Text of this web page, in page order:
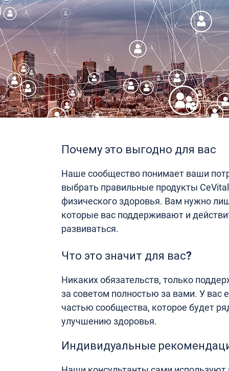
Почему это выгодно для вас
Наше сообщество понимает ваши
выбрать правильные продукты
физического здоровья. Вам нужно
которые вас поддерживают и
развиваться.
Что это значит для вас?
Никаких обязательств, только
за советом полностью за вами. У вас
частью сообщества, которое будет
улучшению здоровья.
Индивидуальные